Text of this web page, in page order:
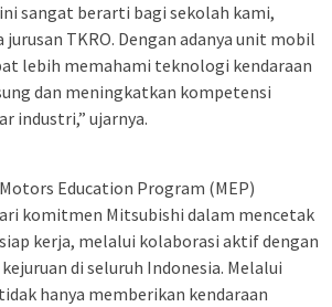
sangat berarti bagi sekolah kami,
jurusan TKRO. Dengan adanya unit mobil
lebih memahami teknologi kendaraan
dan meningkatkan kompetensi
industri,” ujarnya.
Education Program (MEP)
komitmen Mitsubishi dalam mencetak
kerja, melalui kolaborasi aktif dengan
di seluruh Indonesia. Melalui
hanya memberikan kendaraan